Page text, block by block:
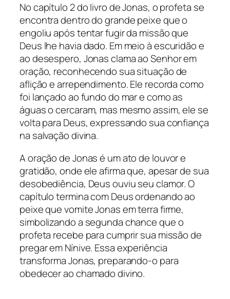
No capítulo 2 do livro de Jonas, o profeta se
encontra dentro do grande peixe que o
engoliu após tentar fugir da missão que
Deus lhe havia dado. Em meio à escuridão e
ao desespero, Jonas clama ao Senhor em
oração, reconhecendo sua situação de
aflição e arrependimento. Ele recorda como
foi lançado ao fundo do mar e como as
águas o cercaram, mas mesmo assim, ele se
volta para Deus, expressando sua confiança
na salvação divina.
A oração de Jonas é um ato de louvor e
gratidão, onde ele afirma que, apesar de sua
desobediência, Deus ouviu seu clamor. O
capítulo termina com Deus ordenando ao
peixe que vomite Jonas em terra firme,
simbolizando a segunda chance que o
profeta recebe para cumprir sua missão de
pregar em Nínive. Essa experiência
transforma Jonas, preparando-o para
obedecer ao chamado divino.